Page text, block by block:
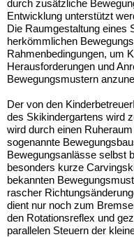
durch zusätzliche
Entwicklung unterstützt
Die Raumgestaltung eines
herkömmlichen
Rahmenbedingungen, um
Herausforderungen und
Bewegungsmustern
Der von den
des Skikindergartens wird
wird durch einen
sogenannte
Bewegungsanlässe selbst
besonders kurze
bekannten
rascher
dient nur noch zum
den Rotationsreflex und
parallelen Steuern der